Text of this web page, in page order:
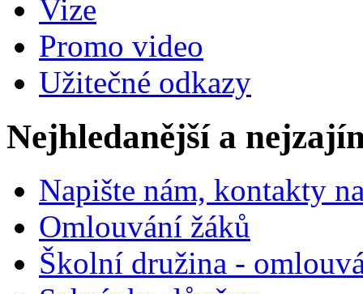
Vize
Promo video
Užitečné odkazy
Nejhledanější a
Napište nám, kontakty
Omlouvání žáků
Školní družina -